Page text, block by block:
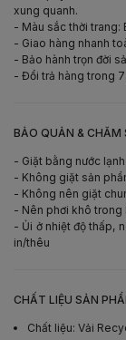
xung quanh.
- Màu sắc thời trang:
- Giao hàng nhanh
- Bảo hành trọn đời
- Đổi trả hàng trong
BẢO QUẢN & CHĂM
- Giặt bằng nước
- Không giặt sản
- Không nên giặt
- Nên phơi khô trong
- Ủi ở nhiệt độ thấp,
in/thêu
CHẤT LIỆU SẢN
Chất liệu: Vải